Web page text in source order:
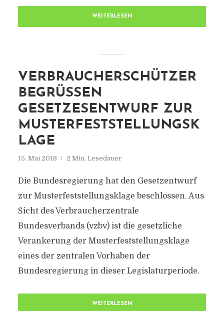
WEITERLESEN
VERBRAUCHERSCHÜTZER
BEGRÜSSEN G
ESETZESENTWURF ZUR M
USTERFESTSTELLUNGSKL
AGE
15. Mai 2018 2 Min. Lesedauer
Die Bundesregierung hat den Gesetzentwurf
zur Musterfeststellungsklage beschlossen. Aus
Sicht des Verbraucherzentrale
Bundesverbands (vzbv) ist die gesetzliche
Verankerung der Musterfeststellungsklage
eines der zentralen Vorhaben der
Bundesregierung in dieser Legislaturperiode.
WEITERLESEN